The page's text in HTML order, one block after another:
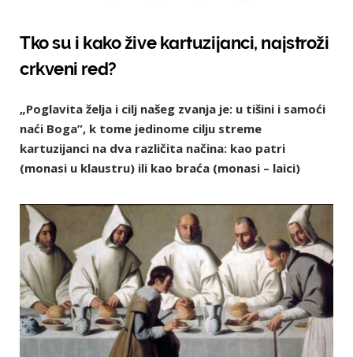
Tko su i kako žive kartuzijanci, najstroži
crkveni red?
„Poglavita želja i cilj našeg zvanja je: u tišini i samoći
naći Boga”, k tome jedinome cilju streme
kartuzijanci na dva različita načina: kao patri
(monasi u klaustru) ili kao braća (monasi – laici)